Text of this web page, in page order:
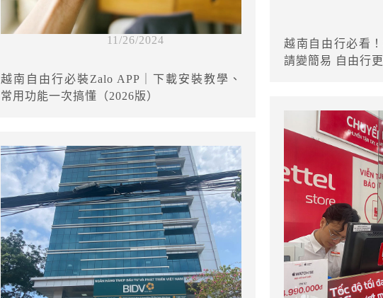
11/26/2024
越南自由行必裝Zalo APP｜下載安裝教學、
常用功能一次搞懂（2026版）
越南自由行必看
請變簡易 自由行更